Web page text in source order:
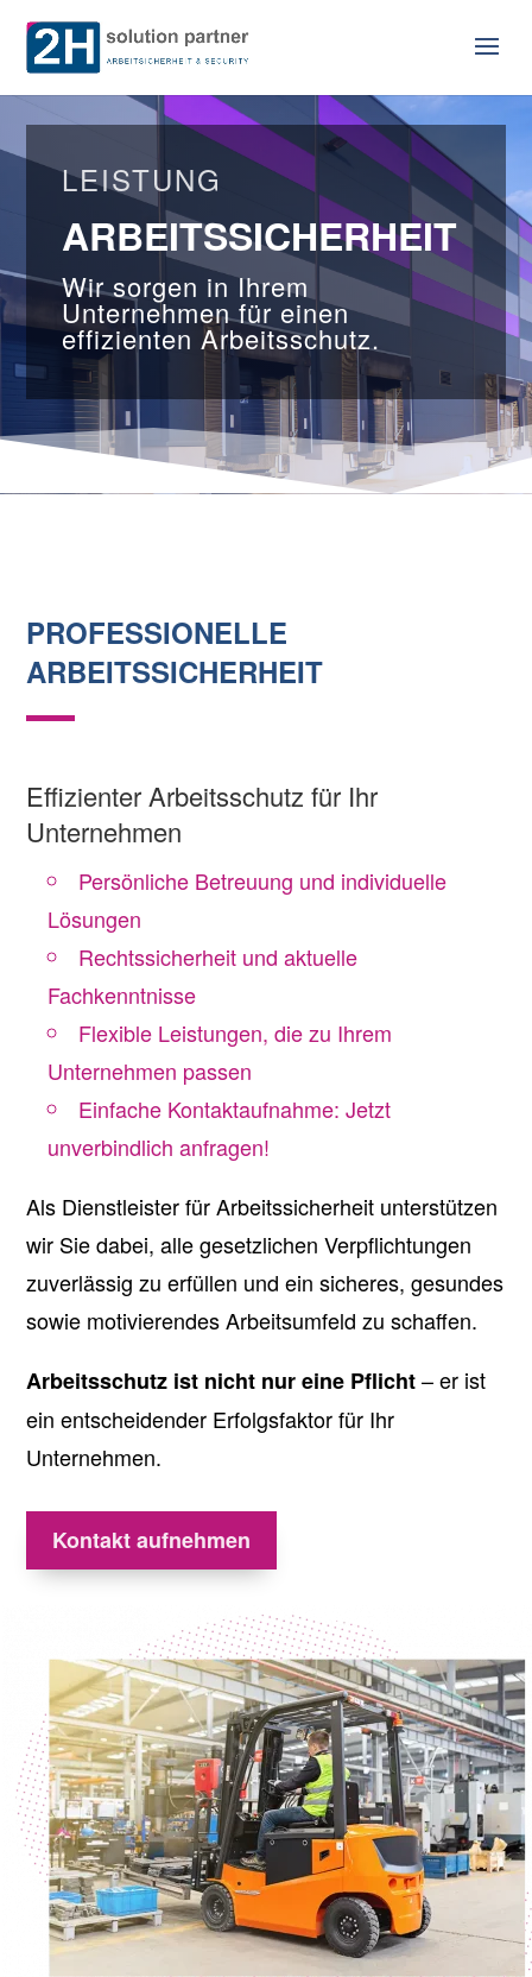
LEISTUNG
ARBEITSSICHERHEIT
Wir sorgen in Ihrem
Unternehmen für einen
effizienten Arbeitsschutz.
PROFESSIONELLE
ARBEITSSICHERHEIT
Effizienter Arbeitsschutz für Ihr
Unternehmen
Persönliche Betreuung und individuelle
Lösungen
Rechtssicherheit und aktuelle
Fachkenntnisse
Flexible Leistungen, die zu Ihrem
Unternehmen passen
Einfache Kontaktaufnahme: Jetzt
unverbindlich anfragen!
Als Dienstleister für Arbeitssicherheit unterstützen
wir Sie dabei, alle gesetzlichen Verpflichtungen
zuverlässig zu erfüllen und ein sicheres, gesundes
sowie motivierendes Arbeitsumfeld zu schaffen.
Arbeitsschutz ist nicht nur eine Pflicht– er ist
ein entscheidender Erfolgsfaktor für Ihr
Unternehmen.
Kontakt aufnehmen